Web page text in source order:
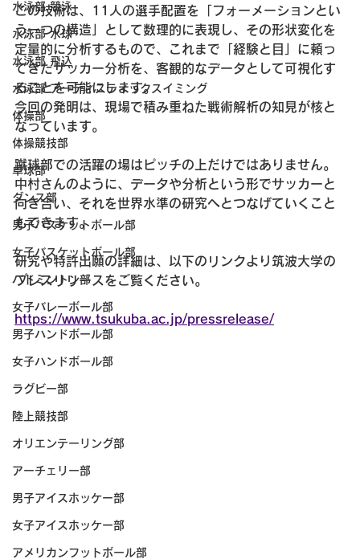
水泳部 競泳
水泳部 水球
水泳部 飛込
水泳部 アーティスティックスイミング
体操部
体操競技部
卓球部
ダンス部
男子バスケットボール部
女子バスケットボール部
バドミントン部
女子バレーボール部
男子ハンドボール部
女子ハンドボール部
ラグビー部
陸上競技部
オリエンテーリング部
アーチェリー部
男子アイスホッケー部
女子アイスホッケー部
アメリカンフットボール部
この技術は、11人の選手配置を「フォーメーションとい
う一つの構造」として数理的に表現し、その形状変化を
定量的に分析するもので、これまで「経験と目」に頼っ
てきたサッカー分析を、客観的なデータとして可視化す
ることを可能にします。
今回の発明は、現場で積み重ねた戦術解析の知見が核と
なっています。
蹴球部での活躍の場はピッチの上だけではありません。
中村さんのように、データや分析という形でサッカーと
向き合い、それを世界水準の研究へとつなげていくこと
もできます。
研究や特許出願の詳細は、以下のリンクより筑波大学の
プレスリリースをご覧ください。
https://www.tsukuba.ac.jp/pressrelease/